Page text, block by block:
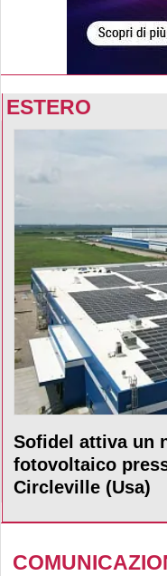
ESTERO
Sofidel attiva un
fotovoltaico
Circleville (Usa)